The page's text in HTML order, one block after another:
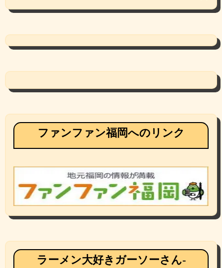
ファンファン福岡へのリンク
ラーメン大好きガーソーさん-